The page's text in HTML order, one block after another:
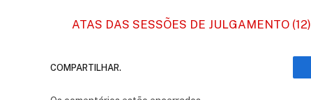
ATAS DAS SESSÕES DE JULGAMENTO (12)
COMPARTILHAR.